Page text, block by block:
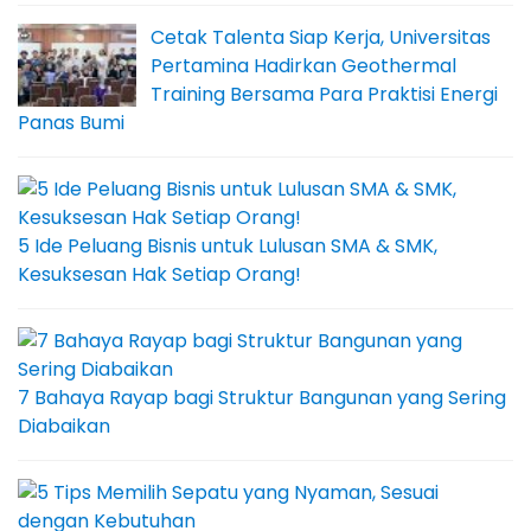
Cetak Talenta Siap Kerja, Universitas
Pertamina Hadirkan Geothermal
Training Bersama Para Praktisi Energi
Panas Bumi
5 Ide Peluang Bisnis untuk Lulusan SMA & SMK,
Kesuksesan Hak Setiap Orang!
7 Bahaya Rayap bagi Struktur Bangunan yang Sering
Diabaikan